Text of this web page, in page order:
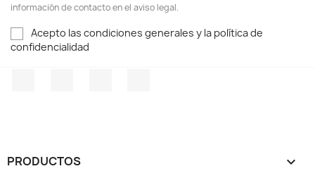
información de contacto en el aviso legal.
Acepto las condiciones generales y la política de
confidencialidad
PRODUCTOS 